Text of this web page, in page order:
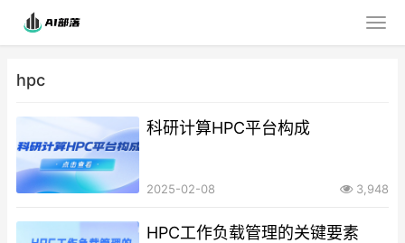
hpc
科研计算HPC平台构成
2025-02-08 3,948
HPC工作负载管理的关键要素